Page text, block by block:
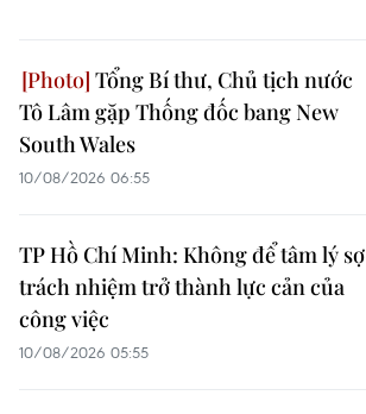
Tổng Bí thư, Chủ tịch nước
Tô Lâm gặp Thống đốc bang New
South Wales
10/08/2026 06:55
TP Hồ Chí Minh: Không để tâm lý sợ
trách nhiệm trở thành lực cản của
công việc
10/08/2026 05:55